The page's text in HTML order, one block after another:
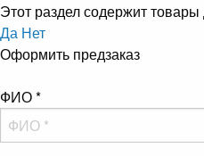
Этот раздел содержит
Да Нет
Оформить предзаказ
ФИО*